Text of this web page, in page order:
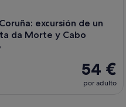
excursión de un
da Morte y Cabo
54 €
por adulto